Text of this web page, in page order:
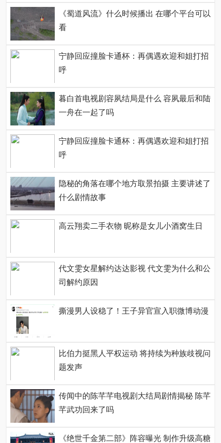
《蜀道风流》什么时候播出 在哪个平台可以
看
宁静回应撞脸卡通杯：再偶遇欢迎和姐打招
呼
暮白首电视剧容夙结局是什么 容夙最后和陆
一舟在一起了吗
宁静回应撞脸卡通杯：再偶遇欢迎和姐打招
呼
隐秘的角落在哪个地方取景拍摄 主要讲述了
什么剧情故事
高云翔卖二手衣物 昵称是女儿小酒窝生日
代文雯女星解约达达影视 代文雯为什么和公
司解约原因
撕漫男人设稳了！王子异官宣入职微博动漫
比伯力挺黑人平权运动 将持续为种族歧视问
题发声
传闻中的陈芊芊电视剧大结局剧情揭秘 陈芊
芊武功回来了吗
《绝世千金第二部》阵容曝光 制作升级高糖